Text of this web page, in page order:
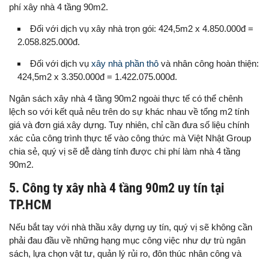
phí xây nhà 4 tầng 90m2.
Đối với dịch vụ xây nhà trọn gói: 424,5m2 x 4.850.000đ =
2.058.825.000đ.
Đối với dịch vụ xây nhà phần thô và nhân công hoàn thiện:
424,5m2 x 3.350.000đ = 1.422.075.000đ.
Ngân sách xây nhà 4 tầng 90m2 ngoài thực tế có thể chênh
lệch so với kết quả nêu trên do sự khác nhau về tổng m2 tính
giá và đơn giá xây dựng. Tuy nhiên, chỉ cần đưa số liệu chính
xác của công trình thực tế vào công thức mà Việt Nhật Group
chia sẻ, quý vị sẽ dễ dàng tính được chi phí làm nhà 4 tầng
90m2.
5. Công ty xây nhà 4 tầng 90m2 uy tín tại
TP.HCM
Nếu bắt tay với nhà thầu xây dựng uy tín, quý vị sẽ không cần
phải đau đầu về những hạng mục công việc như dự trù ngân
sách, lựa chọn vật tư, quản lý rủi ro, đôn thúc nhân công và